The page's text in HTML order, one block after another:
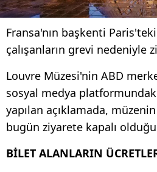
Fransa'nın başkenti
çalışanların grevi nedeniyle
Louvre Müzesi'nin ABD
sosyal medya
yapılan açıklamada,
bugün ziyarete kapalı
BİLET ALANLARIN